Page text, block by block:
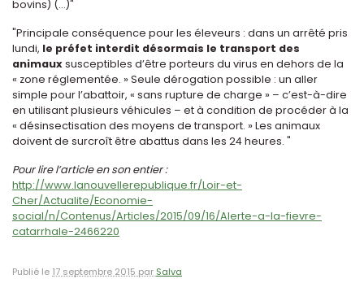
bovins) (...)"
"Principale conséquence pour les éleveurs : dans un arrêté pris
lundi, le préfet interdit désormais le transport des
animauxsusceptibles d’être porteurs du virus en dehors de la
« zone réglementée. » Seule dérogation possible : un aller
simple pour l’abattoir, « sans rupture de charge » – c’est-à-dire
en utilisant plusieurs véhicules – et à condition de procéder à la
« désinsectisation des moyens de transport. » Les animaux
doivent de surcroît être abattus dans les 24 heures. "
Pour lire l’article en son entier :
http://www.lanouvellerepublique.fr/Loir-et-
Cher/Actualite/Economie-
social/n/Contenus/Articles/2015/09/16/Alerte-a-la-fievre-
catarrhale-2466220
Publié le 17 septembre 2015 par Salva